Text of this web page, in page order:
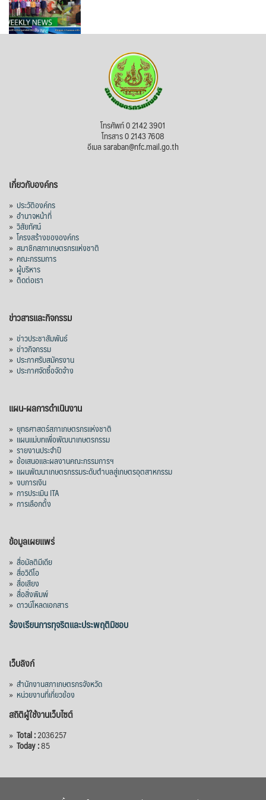
โทรศัพท์ 0 2142 3901
โทรสาร 0 2143 7608
อีเมล saraban@nfc.mail.go.th
เกี่ยวกับองค์กร
» ประวัติองค์กร
» อำนาจหน้าที่
» วิสัยทัศน์
» โครงสร้างขององค์กร
» สมาชิกสภาเกษตรกรแห่งชาติ
» คณะกรรมการ
» ผู้บริหาร
» ติดต่อเรา
ข่าวสารและกิจกรรม
» ข่าวประชาสัมพันธ์
» ข่าวกิจกรรม
» ประกาศรับสมัครงาน
» ประกาศจัดซื้อจัดจ้าง
แผน-ผลการดำเนินงาน
» ยุทธศาสตร์สภาเกษตรกรแห่งชาติ
» แผนแม่บทเพื่อพัฒนาเกษตรกรรม
» รายงานประจำปี
» ข้อเสนอและผลงานคณะกรรมการฯ
» แผนพัฒนาเกษตรกรรมระดับตำบลสู่เกษตรอุตสาหกรรม
» งบการเงิน
» การประเมิน ITA
» การเลือกตั้ง
ข้อมูลเผยแพร่
» สื่อมัลติมีเดีย
» สื่อวิดีโอ
» สื่อเสียง
» สื่อสิ่งพิมพ์
» ดาวน์โหลดเอกสาร
ร้องเรียนการทุจริตและประพฤติมิชอบ
เว็บลิงก์
» สำนักงานสภาเกษตรกรจังหวัด
» หน่วยงานที่เกี่ยวข้อง
สถิติผู้ใช้งานเว็บไซต์
» Total :2036257
» Today :85